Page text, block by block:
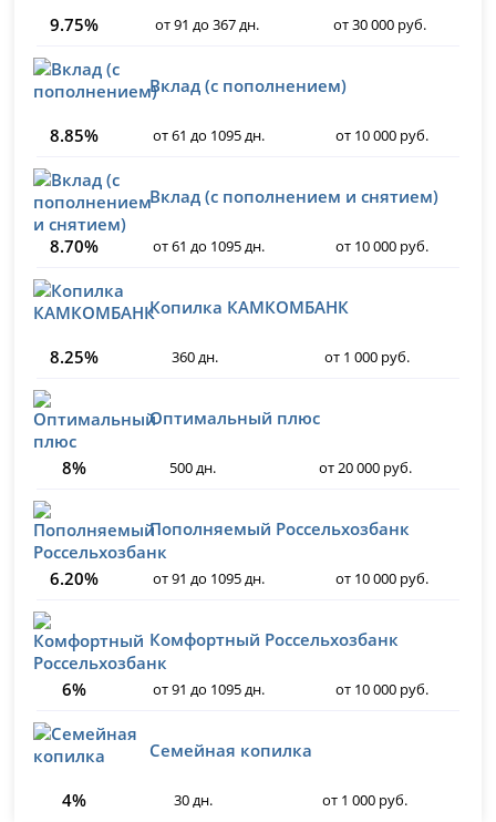
9.75% от 91 до 367 дн. от 30 000 руб.
Вклад (с пополнением)
8.85% от 61 до 1095 дн. от 10 000 руб.
Вклад (с пополнением и снятием)
8.70% от 61 до 1095 дн. от 10 000 руб.
Копилка КАМКОМБАНК
8.25% 360 дн. от 1 000 руб.
Оптимальный плюс
8% 500 дн. от 20 000 руб.
Пополняемый Россельхозбанк
6.20% от 91 до 1095 дн. от 10 000 руб.
Комфортный Россельхозбанк
6% от 91 до 1095 дн. от 10 000 руб.
Семейная копилка
4% 30 дн. от 1 000 руб.